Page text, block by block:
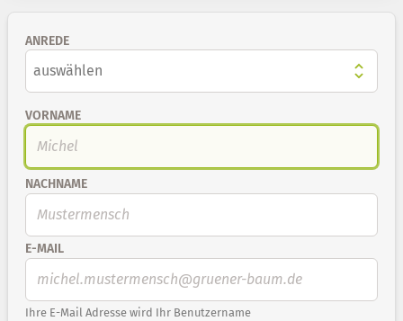
ANREDE
VORNAME
NACHNAME
E-MAIL
Ihre E-Mail Adresse wird Ihr Benutzername